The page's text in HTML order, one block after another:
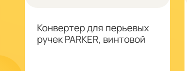
Конвертер для перьевых
ручек PARKER, винтовой